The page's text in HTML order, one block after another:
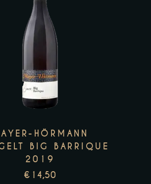
Zur Wunschliste
HÖRMANN
BIG BARRIQUE
2019
€ 14,50